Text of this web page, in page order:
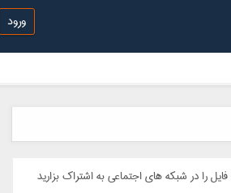
ورود
را در شبکه های اجتماعی به اشتراک بزارید